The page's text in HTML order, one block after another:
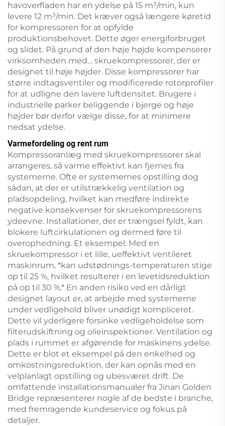
havoverfladen har en ydelse på 15 m³/min, kun
levere 12 m³/min. Det kræver også længere køretid
for kompressoren for at opfylde
produktionsbehovet. Dette øger energiforbruget
og slidet. På grund af den høje højde kompenserer
virksomheden med… skruekompressorer, der er
designet til høje højder. Disse kompressorer har
større indtagsventiler og modificerede rotorprofiler
for at udligne den lavere luftdensitet. Brugere i
industrielle parker beliggende i bjerge og høje
højder bør derfor vælge disse, for at minimere
nedsat ydelse.
Varmefordeling og rent rum
Kompressoranlæg med skruekompressorer skal
arrangeres, så varme effektivt kan fjernes fra
systemerne. Ofte er systemernes opstilling dog
sådan, at der er utilstrækkelig ventilation og
pladsopdeling, hvilket kan medføre indirekte
negative konsekvenser for skruekompressorens
ydeevne. Installationer, der er trængsel fyldt, kan
blokere luftcirkulationen og dermed føre til
overophedning. Et eksempel: Med en
skruekompressor i et lille, ueffektivt ventileret
maskinrum, *kan udstødnings-temperaturen stige
op til 25 %, hvilket resulterer i en levetidsreduktion
på op til 30 %.* En anden risiko ved en dårligt
designet layout er, at arbejde med systemerne
under vedligehold bliver unødigt kompliceret.
Dette vil yderligere forsinke vedligeholdelse som
filterudskiftning og olieinspektioner. Ventilation og
plads i rummet er afgørende for maskinens ydelse.
Dette er blot et eksempel på den enkelhed og
omkostningsreduktion, der kan opnås med en
velplanlagt opstilling og ubesværet drift. De
omfattende installationsmanualer fra Jinan Golden
Bridge repræsenterer nogle af de bedste i branche,
med fremragende kundeservice og fokus på
detaljer.